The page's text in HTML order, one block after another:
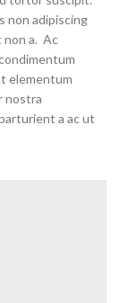
adipiscing
non a. Ac
elementum
nostra
a ac ut